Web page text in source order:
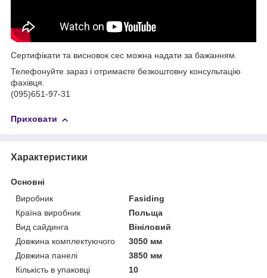
Сертифікати та висновок сес можна надати за бажанням.
Телефонуйте зараз і отримаєте безкоштовну консультацію
фахівця.
(095)651-97-31
Приховати
Характеристики
Основні
Виробник
Fasiding
Країна виробник
Польща
Вид сайдинга
Вініловий
Довжина комплектуючого
3050 мм
Довжина панелі
3850 мм
Кількість в упаковці
10